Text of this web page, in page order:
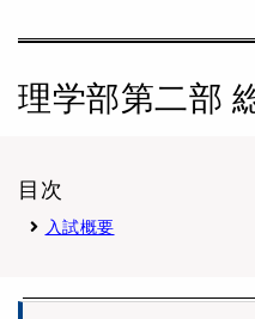
理学部第二部
目次
入試概要